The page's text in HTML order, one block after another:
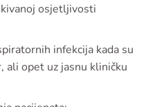
osjetljivosti
infekcija kada su
ali opet uz jasnu kliničku